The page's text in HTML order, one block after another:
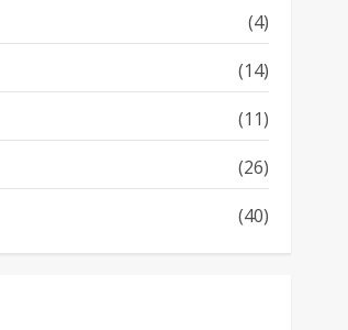
(4)
(14)
(11)
(26)
(40)